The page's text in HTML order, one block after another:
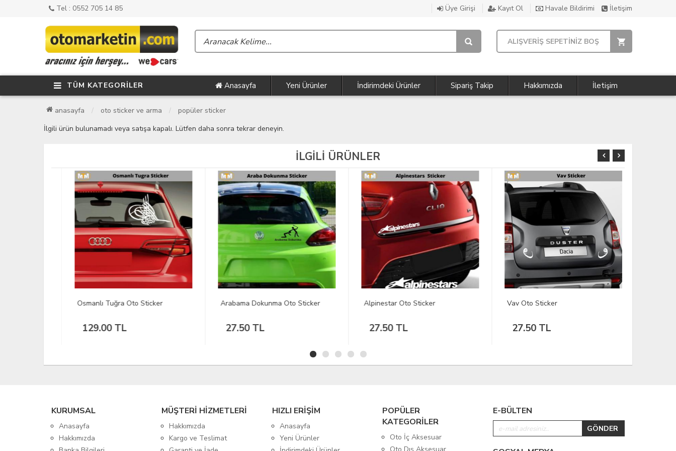
Tel : 0552 705 14 85 Üye Girişi Kayıt Ol Havale Bildirimi İletişim
ALIŞVERİŞ SEPETİNİZ BOŞ
TÜM KATEGORİLER Anasayfa Yeni Ürünler İndirimdeki Ürünler Sipariş Takip Hakkımızda İletişim
anasayfa oto sticker ve arma
popüler sticker
İlgili ürün bulunamadı veya satışa kapalı. Lütfen daha sonra tekrar deneyin.
İLGİLİ ÜRÜNLER
Osmanlı Tuğra Oto Sticker
129.00 TL
Arabama Dokunma Oto Sticker
27.50 TL
Alpinestar Oto Sticker
27.50 TL
Vav Oto Sticker
27.50 TL
KURUMSAL
Anasayfa
Hakkımızda
MÜŞTERİ HİZMETLERİ
Hakkımızda
Kargo ve Teslimat
HIZLI ERİŞİM
Anasayfa
Yeni Ürünler
POPÜLER
KATEGORİLER
Oto İç Aksesuar
E-BÜLTEN